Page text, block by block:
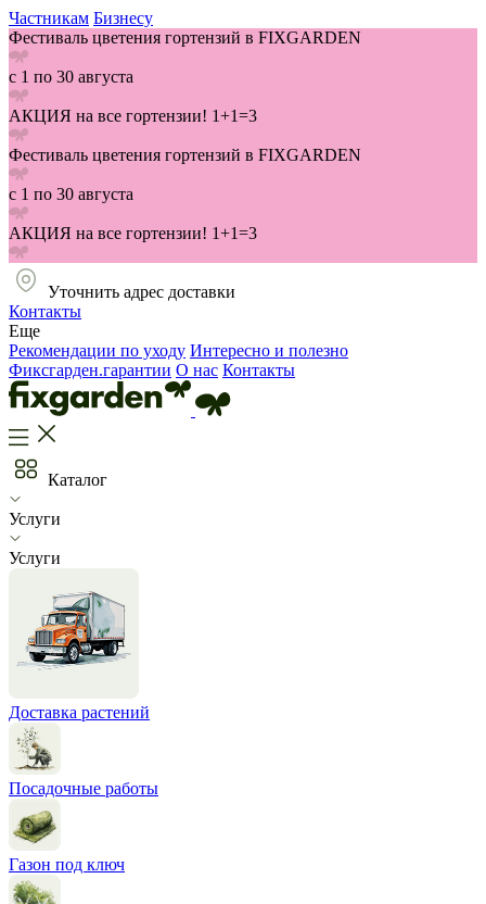
Частникам Бизнесу
Фестиваль цветения гортензий в FIXGARDEN
с 1 по 30 августа
АКЦИЯ на все гортензии! 1+1=3
Фестиваль цветения гортензий в FIXGARDEN
с 1 по 30 августа
АКЦИЯ на все гортензии! 1+1=3
Уточнить адрес доставки
Контакты
Еще
Рекомендации по уходу Интересно и полезно
Фиксгарден.гарантии О нас Контакты
Каталог
Услуги
Услуги
Доставка растений
Посадочные работы
Газон под ключ